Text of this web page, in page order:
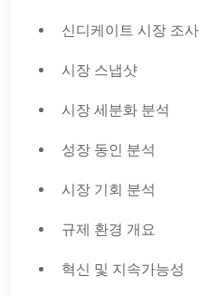
신디케이트 시장 조사
시장 스냅샷
시장 세분화 분석
성장 동인 분석
시장 기회 분석
규제 환경 개요
혁신 및 지속가능성